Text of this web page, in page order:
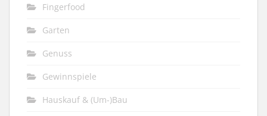
Fingerfood
Garten
Genuss
Gewinnspiele
Hauskauf & (Um-)Bau